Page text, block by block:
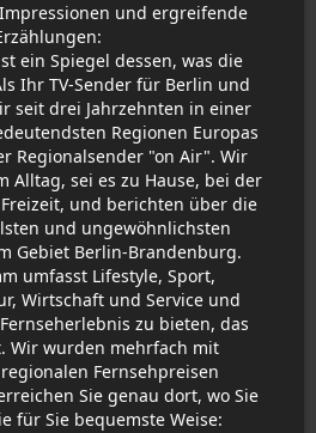
und ergreifende
ein Spiegel dessen, was die
Ihr TV-Sender für Berlin und
seit drei Jahrzehnten in einer
Regionen Europas
Regionalsender "on Air". Wir
Alltag, sei es zu Hause, bei der
und berichten über die
und ungewöhnlichsten
Gebiet Berlin-Brandenburg.
umfasst Lifestyle, Sport,
Wirtschaft und Service und
zu bieten, das
Wir wurden mehrfach mit
Fernsehpreisen
Sie genau dort, wo Sie
für Sie bequemste Weise: